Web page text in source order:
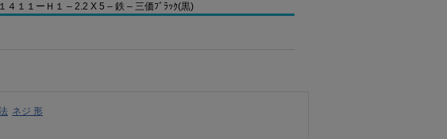
４１１ーＨ１ – 2.2 X 5 – 鉄 – 三価ﾌﾞﾗｯｸ(黒)
ネジ 形